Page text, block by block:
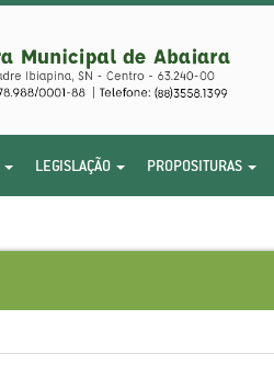
LEGISLAÇÃO PROPOSITURAS